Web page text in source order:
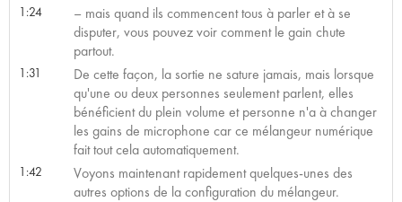
1:24
– mais quand ils commencent tous à parler et à se
disputer, vous pouvez voir comment le gain chute
partout.
1:31
De cette façon, la sortie ne sature jamais, mais lorsque
qu'une ou deux personnes seulement parlent, elles
bénéficient du plein volume et personne n'a à changer
les gains de microphone car ce mélangeur numérique
fait tout cela automatiquement.
1:42
Voyons maintenant rapidement quelques-unes des
autres options de la configuration du mélangeur.